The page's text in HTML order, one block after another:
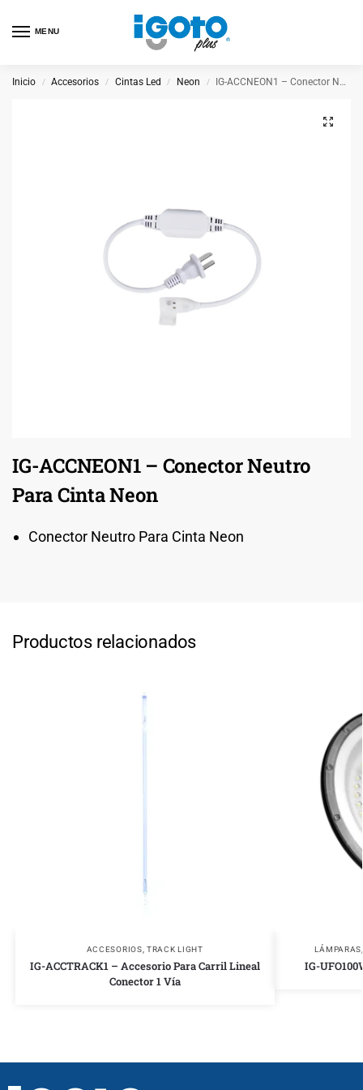
MENU
Inicio / Accesorios / Cintas Led / Neon / IG-ACCNEON1 – Conector Neutro Para Cinta Neon
IG-ACCNEON1 – Conector Neutro
Para Cinta Neon
Conector Neutro Para Cinta Neon
Productos relacionados
ACCESORIOS ,TRACK LIGHT
IG-ACCTRACK1 – Accesorio Para Carril Lineal
Conector 1 Vía
LÁMPARAS
IG-